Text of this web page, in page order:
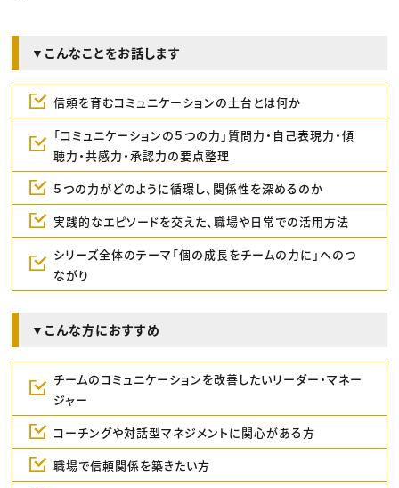
▼こんなことをお話します
信頼を育むコミュニケーションの土台とは何か
「コミュニケーションの５つの力」質問力・自己表現力・傾
聴力・共感力・承認力の要点整理
５つの力がどのように循環し、関係性を深めるのか
実践的なエピソードを交えた、職場や日常での活用方法
シリーズ全体のテーマ「個の成長をチームの力に」へのつ
ながり
▼こんな方におすすめ
チームのコミュニケーションを改善したいリーダー・マネー
ジャー
コーチングや対話型マネジメントに関心がある方
職場で信頼関係を築きたい方